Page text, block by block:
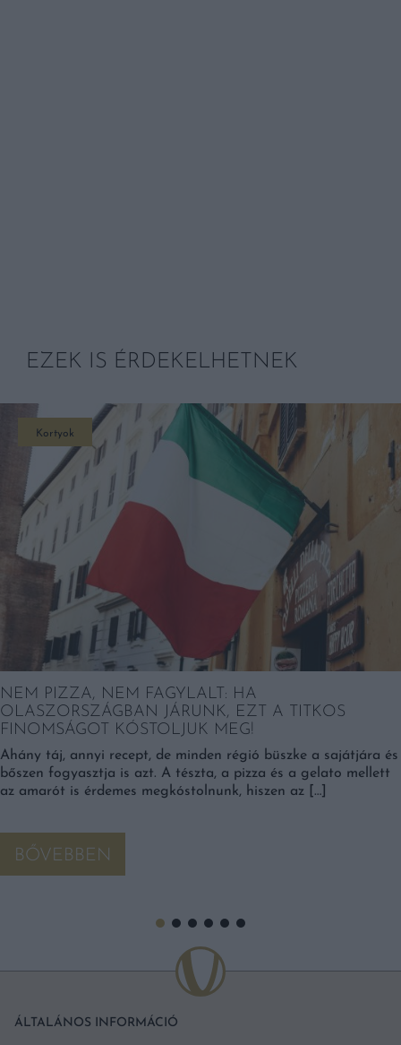
EZEK IS ÉRDEKELHETNEK
Kortyok
NEM PIZZA, NEM FAGYLALT: HA
OLASZORSZÁGBAN JÁRUNK, EZT A TITKOS
FINOMSÁGOT KÓSTOLJUK MEG!
Ahány táj, annyi recept, de minden régió büszke a sajátjára és
bőszen fogyasztja is azt. A tészta, a pizza és a gelato mellett
az amarót is érdemes megkóstolnunk, hiszen az […]
BŐVEBBEN
ÁLTALÁNOS INFORMÁCIÓ